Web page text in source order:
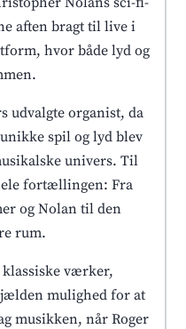
aften bragt til live i
hvor både lyd og
udvalgte organist, da
spil og lyd blev
univers. Til
fortællingen: Fra
og Nolan til den
rum.
værker,
mulighed for at
musikken, når Roger